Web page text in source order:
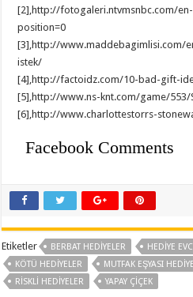
[2],http://fotogaleri.ntvmsnbc.com/
position=0
[3],http://www.maddebagimlisi.com/
istek/
[4],http://factoidz.com/10-bad-gift-
[5],http://www.ns-knt.com/game/553/
[6],http://www.charlottestorrs-
Facebook Comments
Etiketler BERBAT HEDIYELER HEDIYE
KÖTÜ HEDIYELER
MUTFAK EŞYASI HEDIYE
RISKLI HEDIYELER
YAPAY ÇIÇEK